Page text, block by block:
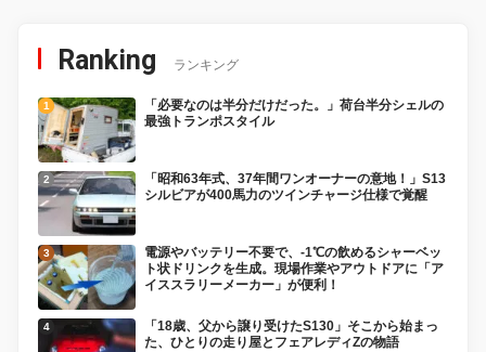
Ranking ランキング
「必要なのは半分だけだった。」荷台半分シェルの
最強トランポスタイル
「昭和63年式、37年間ワンオーナーの意地！」S13
シルビアが400馬力のツインチャージ仕様で覚醒
電源やバッテリー不要で、-1℃の飲めるシャーベッ
ト状ドリンクを生成。現場作業やアウトドアに「ア
イススラリーメーカー」が便利！
「18歳、父から譲り受けたS130」そこから始まっ
た、ひとりの走り屋とフェアレディZの物語